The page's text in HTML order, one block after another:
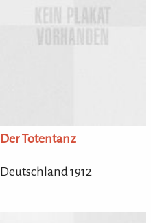
Der Totentanz
Deutschland 1912